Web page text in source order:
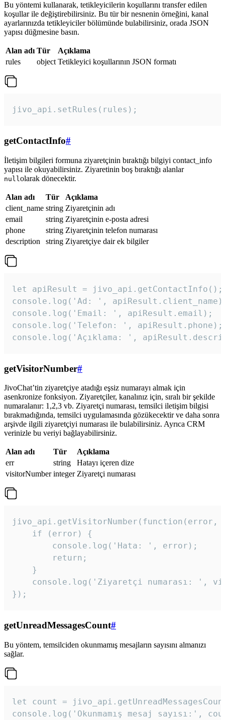
Bu yöntemi kullanarak, tetikleyicilerin koşullarını transfer edilen
koşullar ile değiştirebilirsiniz. Bu tür bir nesnenin örneğini, kanal
ayarlarınızda tetikleyiciler bölümünde bulabilirsiniz, orada JSON
yapısı düğmesine basın.
Alan adı Tür
Açıklama
rules
object Tetikleyici koşullarının JSON formatı
jivo_api.setRules(rules);
getContactInfo#
İletişim bilgileri formuna ziyaretçinin bıraktığı bilgiyi contact_info
yapısı ile okuyabilirsiniz. Ziyaretinin boş bıraktığı alanlar
null olarak dönecektir.
Alan adı Tür
Açıklama
client_name string Ziyaretçinin adı
email
string Ziyaretçinin e-posta adresi
phone
string Ziyaretçinin telefon numarası
description
string Ziyaretçiye dair ek bilgiler
let apiResult = jivo_api.getContactInfo();
console.log('Ad: ',
console.log('Email: ', apiResult.email);
console.log('Telefon: ', apiResult.phone);
console.log('Açıklama: ',
getVisitorNumber#
JivoChat’tin ziyaretçiye atadığı eşsiz numarayı almak için
asenkronize fonksiyon. Ziyaretçiler, kanalınız için, sıralı bir şekilde
numaralanır: 1,2,3 vb. Ziyaretçi numarası, temsilci iletişim bilgisi
bırakmadığında, temsilci uygulamasında gözükecektir ve daha sonra
arşivde ilgili ziyaretçiyi numarası ile bulabilirsiniz. Ayrıca CRM
verinizle bu veriyi bağlayabilirsiniz.
Alan adı Tür
Açıklama
err
string
Hatayı içeren dize
visitorNumber integer Ziyaretçi numarası
jivo_api.getVisitorNumber(function(error,
    if (error) {
        console.log('Hata: ', error);
        return;
    }
console.log('Ziyaretçi numarası: ',
});
getUnreadMessagesCount#
Bu yöntem, temsilciden okunmamış mesajların sayısını almanızı
sağlar.
let count =
console.log('Okunmamış mesaj sayısı:',